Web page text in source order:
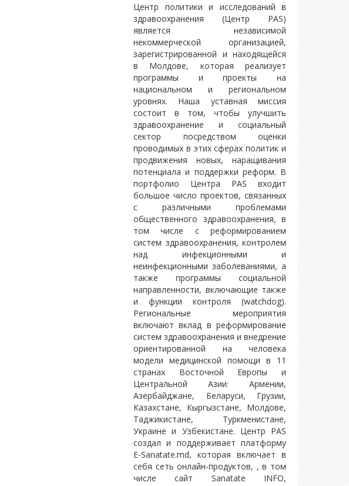
Центр политики и исследований в
здравоохранения (Центр PAS)
является независимой
некоммерческой организацией,
зарегистрированной и находящейся
в Молдове, которая реализует
программы и проекты на
национальном и региональном
уровнях. Наша уставная миссия
состоит в том, чтобы улучшить
здравоохранение и социальный
сектор посредством оценки
проводимых в этих сферах политик и
продвижения новых, наращивания
потенциала и поддержки реформ. В
портфолио Центра PAS входит
большое число проектов, связанных
с различными проблемами
общественного здравоохранения, в
том числе с реформированием
систем здравоохранения, контролем
над инфекционными и
неинфекционными заболеваниями, а
также программы социальной
направленности, включающие также
и функции контроля (watchdog).
Региональные мероприятия
включают вклад в реформирование
систем здравоохранения и внедрение
ориентированной на человека
модели медицинской помощи в 11
странах Восточной Европы и
Центральной Азии: Армении,
Азербайджане, Беларуси, Грузии,
Казахстане, Кыргызстане, Молдове,
Таджикистане, Туркменистане,
Украине и Узбекистане. Центр PAS
создал и поддерживает платформу
E-Sanatate.md, которая включает в
себя сеть онлайн-продуктов, , в том
числе сайт Sanatate INFO,